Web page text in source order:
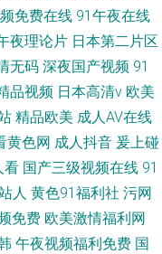
免费在线 91午夜在线
夜理论片 日本第二片区
无码 深夜国产视频 91
品视频 日本高清v 欧美
精品欧美 成人AV在线
黄色网 成人抖音 爰上碰
看 国产三级视频在线 91
人 黄色91福利社 污网
免费 欧美激情福利网
午夜视频福利免费 国